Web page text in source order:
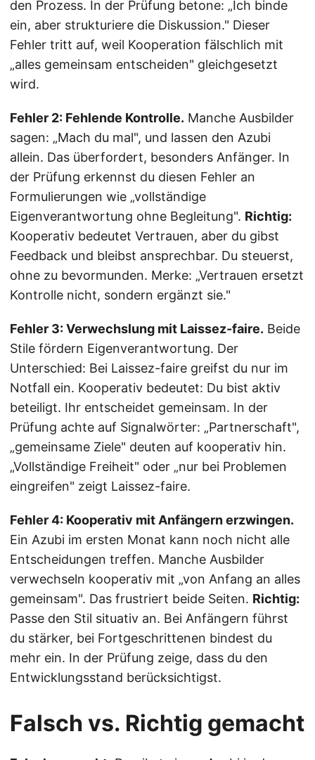
den Prozess. In der Prüfung betone: „Ich binde
ein, aber strukturiere die Diskussion." Dieser
Fehler tritt auf, weil Kooperation fälschlich mit
„alles gemeinsam entscheiden" gleichgesetzt
wird.
Fehler 2: Fehlende Kontrolle. Manche Ausbilder
sagen: „Mach du mal", und lassen den Azubi
allein. Das überfordert, besonders Anfänger. In
der Prüfung erkennst du diesen Fehler an
Formulierungen wie „vollständige
Eigenverantwortung ohne Begleitung". Richtig:
Kooperativ bedeutet Vertrauen, aber du gibst
Feedback und bleibst ansprechbar. Du steuerst,
ohne zu bevormunden. Merke: „Vertrauen ersetzt
Kontrolle nicht, sondern ergänzt sie."
Fehler 3: Verwechslung mit Laissez-faire. Beide
Stile fördern Eigenverantwortung. Der
Unterschied: Bei Laissez-faire greifst du nur im
Notfall ein. Kooperativ bedeutet: Du bist aktiv
beteiligt. Ihr entscheidet gemeinsam. In der
Prüfung achte auf Signalwörter: „Partnerschaft",
„gemeinsame Ziele" deuten auf kooperativ hin.
„Vollständige Freiheit" oder „nur bei Problemen
eingreifen" zeigt Laissez-faire.
Fehler 4: Kooperativ mit Anfängern erzwingen.
Ein Azubi im ersten Monat kann noch nicht alle
Entscheidungen treffen. Manche Ausbilder
verwechseln kooperativ mit „von Anfang an alles
gemeinsam". Das frustriert beide Seiten. Richtig:
Passe den Stil situativ an. Bei Anfängern führst
du stärker, bei Fortgeschrittenen bindest du
mehr ein. In der Prüfung zeige, dass du den
Entwicklungsstand berücksichtigst.
Falsch vs. Richtig gemacht